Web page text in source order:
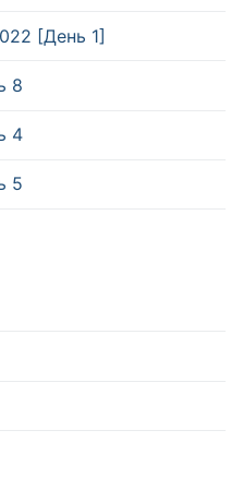
[День 1]
8
4
5